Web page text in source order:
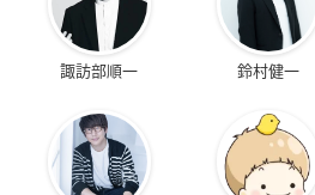
諏訪部順一 鈴村健一